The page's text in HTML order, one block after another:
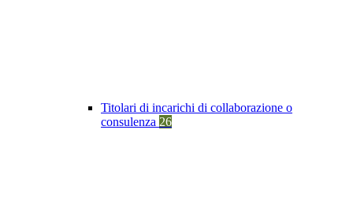
Titolari di incarichi di collaborazione o
consulenza 26